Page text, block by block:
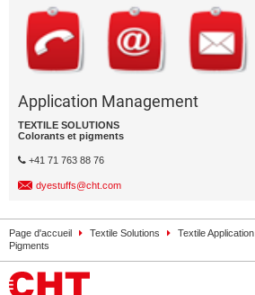
Application Management
TEXTILE SOLUTIONS
Colorants et pigments
+41 71 763 88 76
dyestuffs@cht.com
Page d'accueil Textile Solutions Textile Application
Pigments